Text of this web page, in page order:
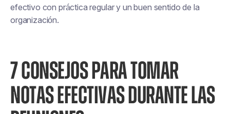
efectivo con práctica regular y un buen sentido de la
organización.
7 CONSEJOS PARA TOMAR
NOTAS EFECTIVAS DURANTE LAS